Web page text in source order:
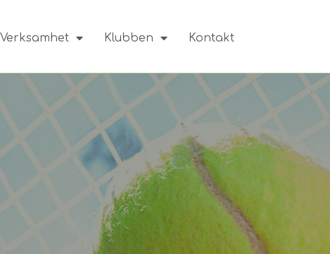
Verksamhet Klubben Kontakt